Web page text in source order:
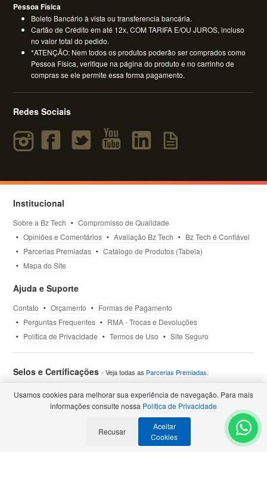
Pessoa Física
Boleto Bancário à vista ou transferencia bancária.
Cartão de Crédito em até 12x, COM TARIFA E/OU JUROS, incluso
no valor total do pedido.
*ATENÇÃO: Nem todos os produtos poderão ser comprados como
Pessoa Física, verifique na página do produto e no carrinho de
compras se ele permite essa forma pagamento.
Redes Sociais
Institucional
Sobre a Bz Tech
Compromisso de Qualidade
Opiniões e Comentários
Avaliação Bz Tech
Bz Tech é Confiável
Parcerias Premiadas
Catálogo de Produtos (Tabela)
Mapa do Site
Ajuda e Suporte
Contato Orçamento
Formas de Pagamento
Perguntas Frequentes
RMA - Trocas e Devoluções
Política de Privacidade
Termos de Uso Site Seguro
Selos e Certificações- Veja todas as Parcerias Premiadas.
Usamos cookies para melhorar sua experiência de navegação. Para mais
informações consulte nossa Política de Privacidade
Recusar
Aceitar
Cookies